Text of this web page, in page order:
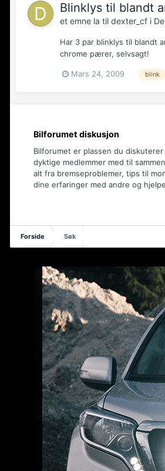
Blinklys til blandt
et emne la til dexter_cf i
Har 3 par blinklys til blandt
chrome pærer, selvsagt!
Mars 24, 2009 blink
Bilforumet diskusjon
Bilforumet er plassen du
dyktige medlemmer med til
alt fra bremseproblemer, tips til
dine erfaringer med andre og
Forside Søk